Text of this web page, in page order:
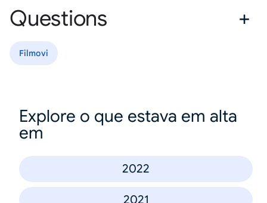
Questions
Filmovi
Explore o que estava em alta
em
2022
2021